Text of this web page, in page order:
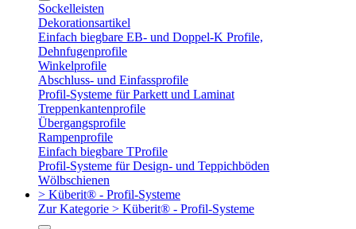
Sockelleisten
Dekorationsartikel
Einfach biegbare EB- und Doppel-K Profile,
Dehnfugenprofile
Winkelprofile
Abschluss- und Einfassprofile
Profil-Systeme für Parkett und Laminat
Treppenkantenprofile
Übergangsprofile
Rampenprofile
Einfach biegbare TProfile
Profil-Systeme für Design- und Teppichböden
Wölbschienen
> Küberit® - Profil-Systeme
Zur Kategorie > Küberit® - Profil-Systeme